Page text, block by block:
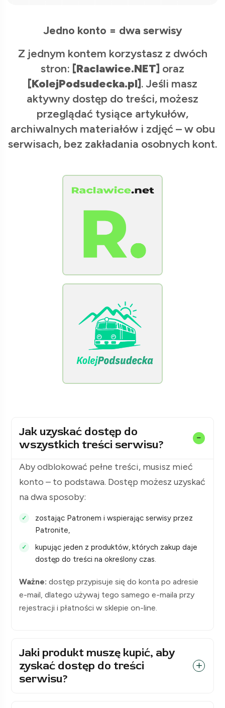
Jedno konto = dwa serwisy
Z jednym kontem korzystasz z dwóch
stron: [Raclawice.NET] oraz
[KolejPodsudecka.pl]. Jeśli masz
aktywny dostęp do treści, możesz
przeglądać tysiące artykułów,
archiwalnych materiałów i zdjęć – w obu
serwisach, bez zakładania osobnych kont.
Jak uzyskać dostęp do
wszystkich treści serwisu?
Aby odblokować pełne treści, musisz mieć
konto – to podstawa. Dostęp możesz uzyskać
na dwa sposoby:
zostając Patronem i wspierając serwisy przez
Patronite,
kupując jeden z produktów, których zakup daje
dostęp do treści na określony czas.
Ważne: dostęp przypisuje się do konta po adresie
e-mail, dlatego używaj tego samego e-maila przy
rejestracji i płatności w sklepie on-line.
Jaki produkt muszę kupić, aby
zyskać dostęp do treści
serwisu?